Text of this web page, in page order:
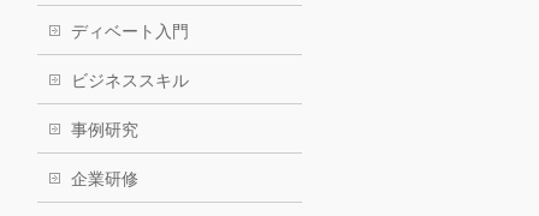
ディベート入門
ビジネススキル
事例研究
企業研修